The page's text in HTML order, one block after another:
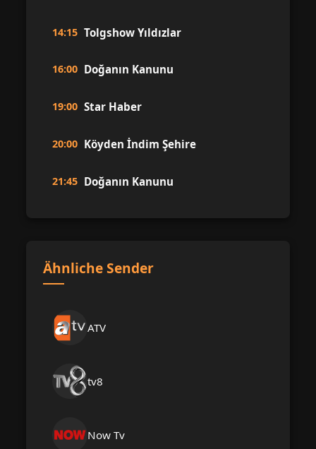
14:15 Tolgshow Yıldızlar
16:00 Doğanın Kanunu
19:00 Star Haber
20:00 Köyden İndim Şehire
21:45 Doğanın Kanunu
Ähnliche Sender
ATV
tv8
Now Tv